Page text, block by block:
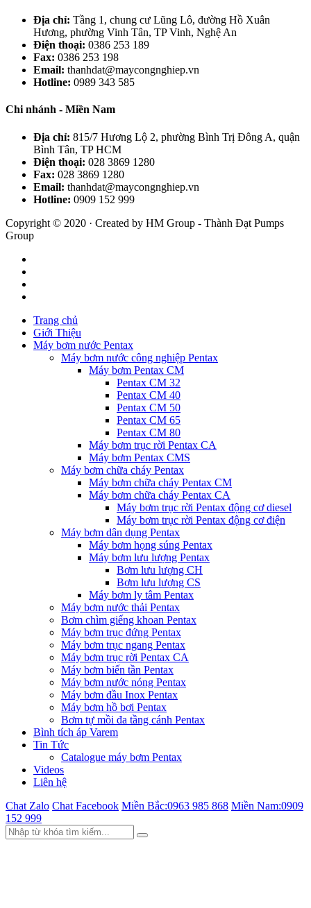
Địa chỉ: Tầng 1, chung cư Lũng Lô, đường Hồ Xuân
Hương, phường Vinh Tân, TP Vinh, Nghệ An
Điện thoại: 0386 253 189
Fax: 0386 253 198
Email: thanhdat@maycongnghiep.vn
Hotline: 0989 343 585
Chi nhánh - Miền Nam
Địa chỉ: 815/7 Hương Lộ 2, phường Bình Trị Đông A, quận
Bình Tân, TP HCM
Điện thoại: 028 3869 1280
Fax: 028 3869 1280
Email: thanhdat@maycongnghiep.vn
Hotline: 0909 152 999
Copyright © 2020 · Created by HM Group - Thành Đạt Pumps
Group
Trang chủ
Giới Thiệu
Máy bơm nước Pentax
Máy bơm nước công nghiệp Pentax
Máy bơm Pentax CM
Pentax CM 32
Pentax CM 40
Pentax CM 50
Pentax CM 65
Pentax CM 80
Máy bơm trục rời Pentax CA
Máy bơm Pentax CMS
Máy bơm chữa cháy Pentax
Máy bơm chữa cháy Pentax CM
Máy bơm chữa cháy Pentax CA
Máy bơm trục rời Pentax động cơ diesel
Máy bơm trục rời Pentax động cơ điện
Máy bơm dân dụng Pentax
Máy bơm họng súng Pentax
Máy bơm lưu lượng Pentax
Bơm lưu lượng CH
Bơm lưu lượng CS
Máy bơm ly tâm Pentax
Máy bơm nước thải Pentax
Bơm chìm giếng khoan Pentax
Máy bơm trục đứng Pentax
Máy bơm trục ngang Pentax
Máy bơm trục rời Pentax CA
Máy bơm biến tần Pentax
Máy bơm nước nóng Pentax
Máy bơm đầu Inox Pentax
Máy bơm hồ bơi Pentax
Bơm tự mồi đa tầng cánh Pentax
Bình tích áp Varem
Tin Tức
Catalogue máy bơm Pentax
Videos
Liên hệ
Chat Zalo Chat Facebook Miền Bắc:0963 985 868 Miền Nam:0909
152 999